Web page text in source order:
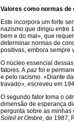
Valores como normas de
Este incorpora um forte
nazismo que dirigiu entre
bem e do mal», que
determinar normas de
positivas, embora sempre
O núcleo essencial
fatores. A paz foi e
e pelo racismo. «Diante
travado», escreveu em
O segundo fator toma o
dimensão de esperança
pergunta sobre as minhas
Soleil et Ombre, de 1987,